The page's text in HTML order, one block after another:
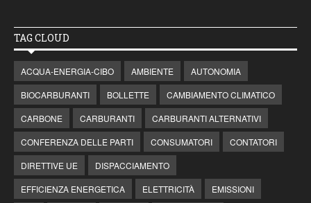
TAG CLOUD
ACQUA-ENERGIA-CIBO AMBIENTE
AUTONOMIA
BIOCARBURANTI
BOLLETTE
CAMBIAMENTO CLIMATICO
CARBONE
CARBURANTI
CARBURANTI ALTERNATIVI
CONFERENZA DELLE PARTI
CONSUMATORI
CONTATORI
DIRETTIVE UE
DISPACCIAMENTO
EFFICIENZA ENERGETICA
ELETTRICITÀ
EMISSIONI